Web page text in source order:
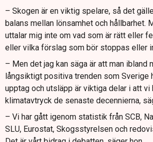
– Skogen är en viktig spelare, så det
balans mellan lönsamhet och hållbarhet.
uttalar mig inte om vad som är rätt eller
eller vilka förslag som bör stoppas eller
– Men det jag kan säga är att man ibland
långsiktigt positiva trenden som Sverige
upptag och utsläpp är viktiga delar i att vi
klimatavtryck de senaste decennierna,
– Vi har gått igenom statistik från SCB,
SLU, Eurostat, Skogsstyrelsen och